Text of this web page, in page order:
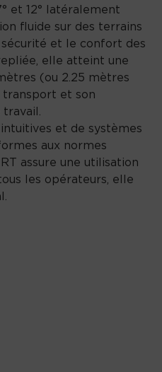
et 12° latéralement
fluide sur des terrains
sécurité et le confort des
elle atteint une
(ou 2.25 mètres
et son
et de systèmes
aux normes
assure une utilisation
les opérateurs, elle